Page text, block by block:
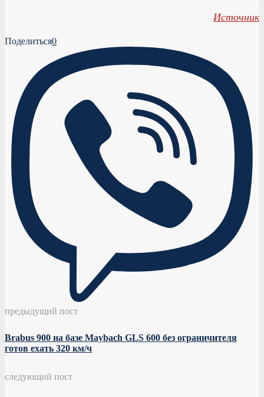
Источник
Поделиться0
предыдущий пост
Brabus 900 на базе Maybach GLS 600 без ограничителя
готов ехать 320 км/ч
следующий пост